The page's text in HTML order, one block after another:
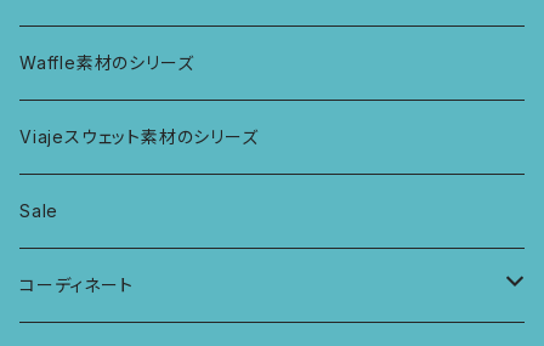
総レースショーツ
レディースボクサー
KIDS ラグランスリーブ長袖トップス
KIDS アラジンパンツ
KIDS ジョギングパンツ
KIDS レギンス
ラグ
なべつかみ
プフ
パーカー
ジャケット
Waffle素材のシリーズ
Viajeスウェット素材のシリーズ
Sale
コーディネート